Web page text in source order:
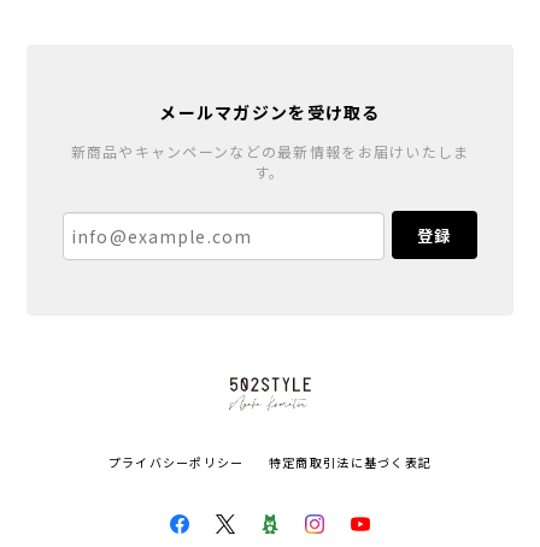
メールマガジンを受け取る
新商品やキャンペーンなどの最新情報をお届けいたしま
す。
登録
プライバシーポリシー 特定商取引法に基づく表記